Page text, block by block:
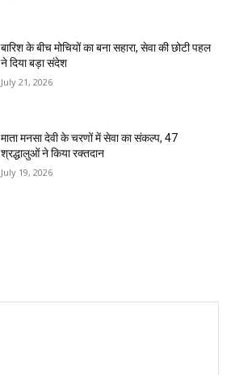
बारिश के बीच मोचियों का बना सहारा, सेवा की छोटी पहल
ने दिया बड़ा संदेश
July 21, 2026
माता मनसा देवी के चरणों में सेवा का संकल्प, 47
श्रद्धालुओं ने किया रक्तदान
July 19, 2026